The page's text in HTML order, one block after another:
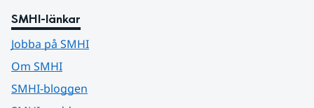
SMHI-länkar
Jobba på SMHI
Om SMHI
SMHI-bloggen